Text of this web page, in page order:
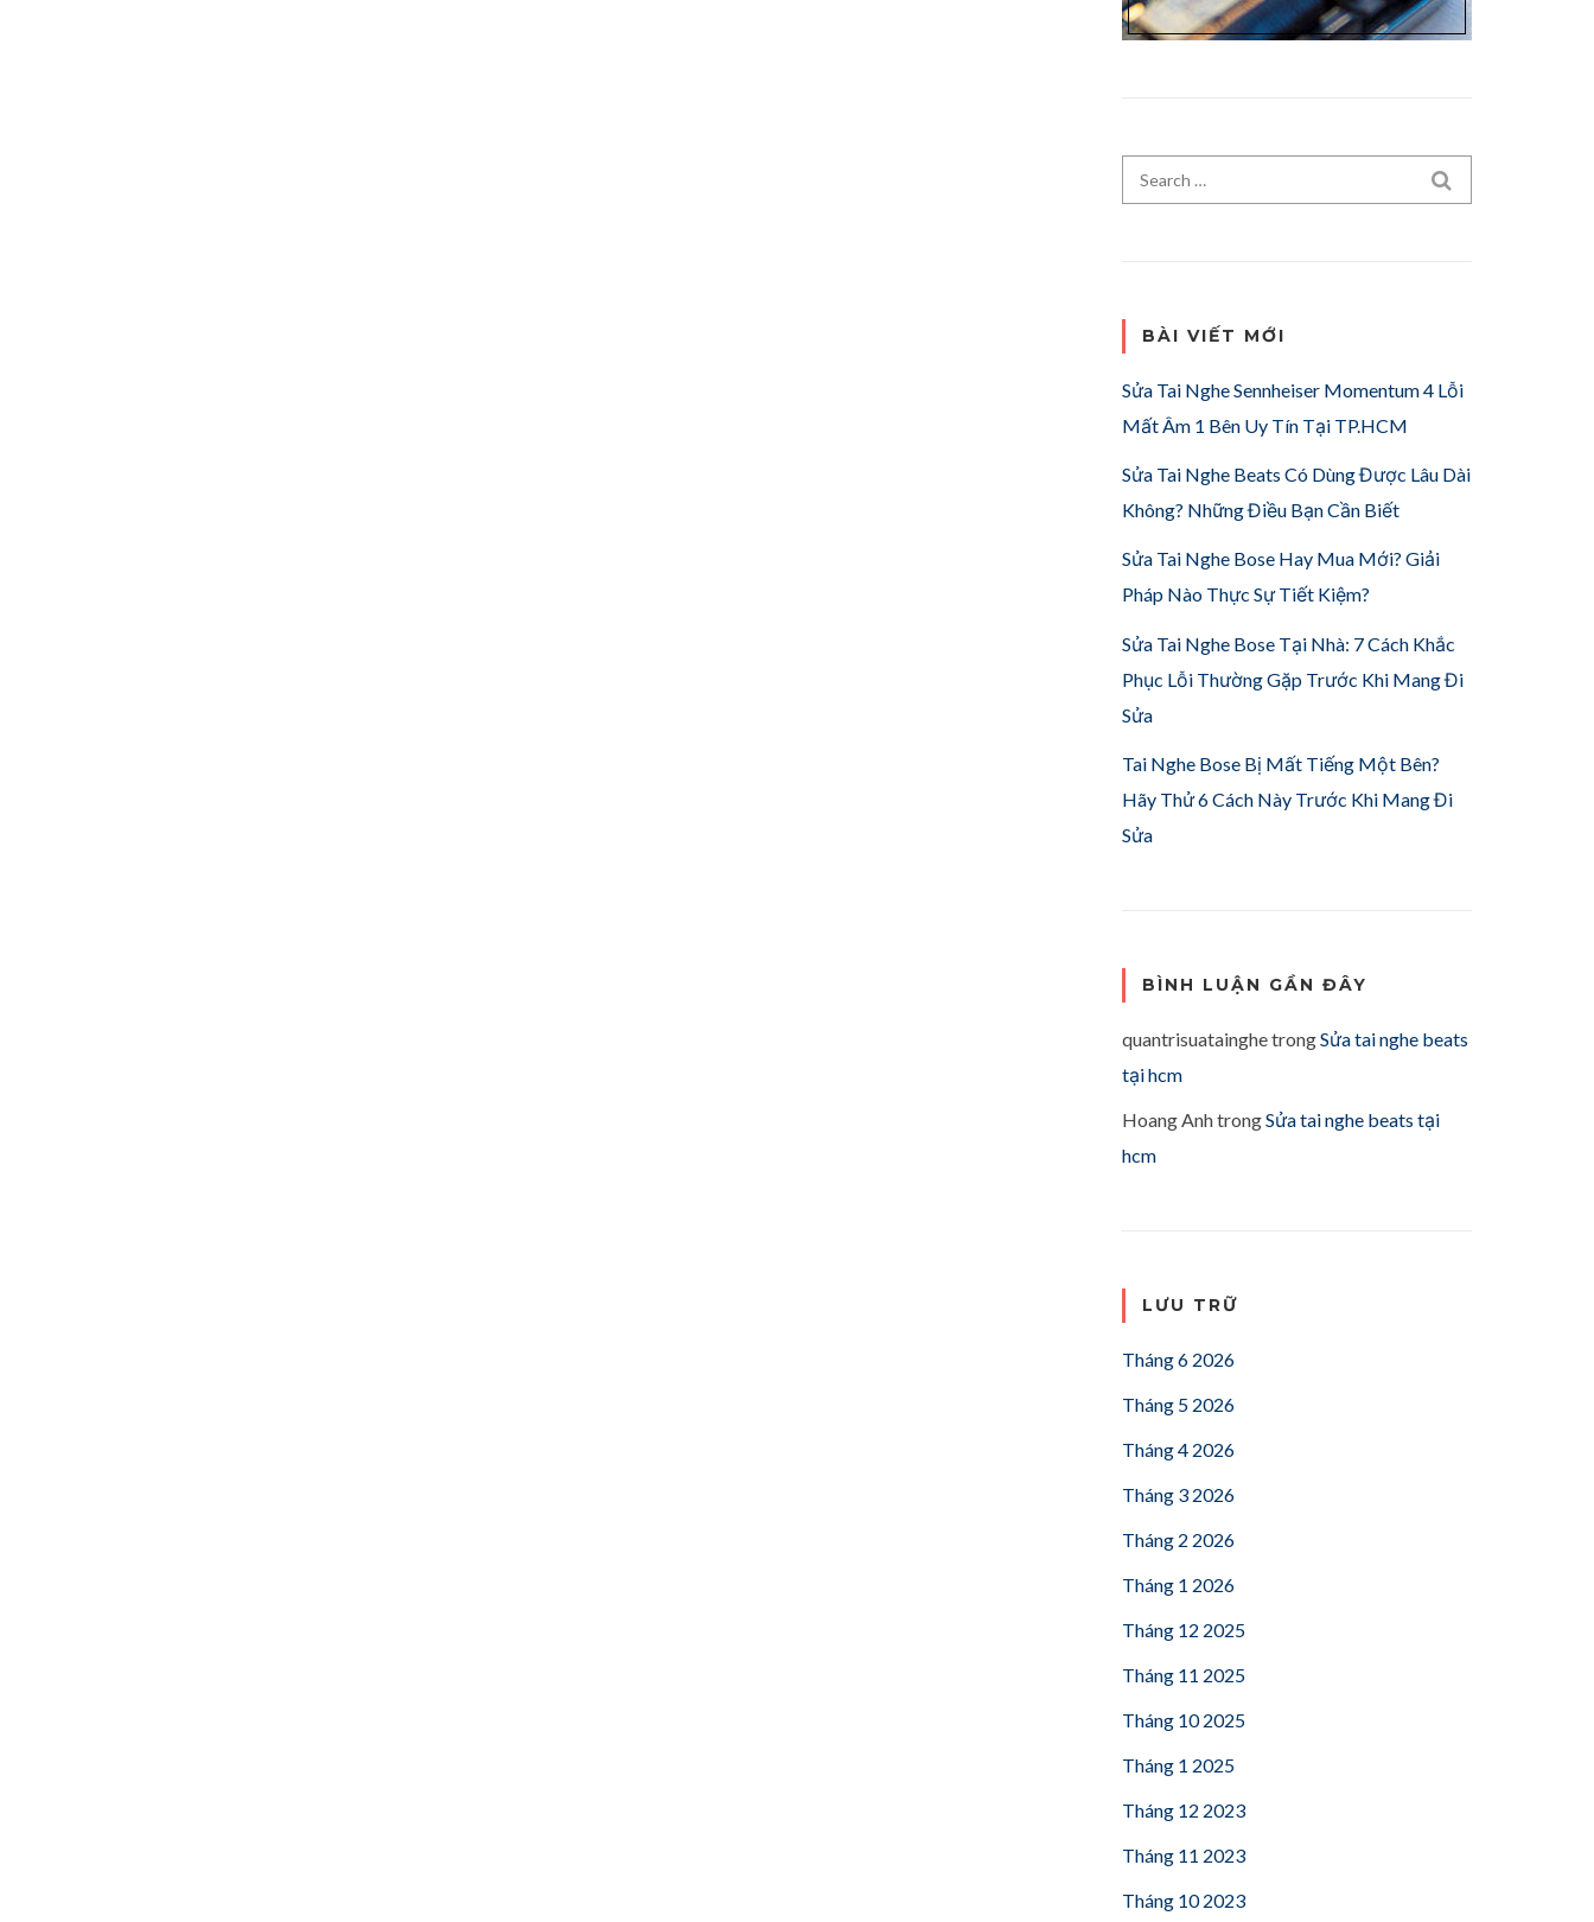
Search for:
BÀI VIẾT MỚI
Sửa Tai Nghe Sennheiser Momentum 4 Lỗi
Mất Âm 1 Bên Uy Tín Tại TP.HCM
Sửa Tai Nghe Beats Có Dùng Được Lâu Dài
Không? Những Điều Bạn Cần Biết
Sửa Tai Nghe Bose Hay Mua Mới? Giải
Pháp Nào Thực Sự Tiết Kiệm?
Sửa Tai Nghe Bose Tại Nhà: 7 Cách Khắc
Phục Lỗi Thường Gặp Trước Khi Mang Đi
Sửa
Tai Nghe Bose Bị Mất Tiếng Một Bên?
Hãy Thử 6 Cách Này Trước Khi Mang Đi
Sửa
BÌNH LUẬN GẦN ĐÂY
quantrisuatainghetrongSửa tai nghe beats
tại hcm
Hoang AnhtrongSửa tai nghe beats tại
hcm
LƯU TRỮ
Tháng 6 2026
Tháng 5 2026
Tháng 4 2026
Tháng 3 2026
Tháng 2 2026
Tháng 1 2026
Tháng 12 2025
Tháng 11 2025
Tháng 10 2025
Tháng 1 2025
Tháng 12 2023
Tháng 11 2023
Tháng 10 2023